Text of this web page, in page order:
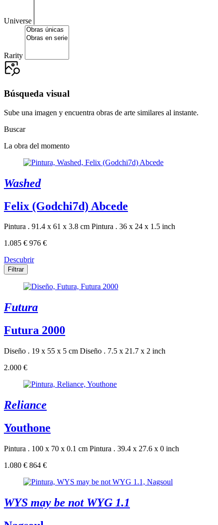
Universe
Rarity
Búsqueda visual
Sube una imagen y encuentra obras de arte similares al instante.
Buscar
La obra del momento
Washed
Felix (Godchi7d) Abcede
Pintura . 91.4 x 61 x 3.8 cm Pintura . 36 x 24 x 1.5 inch
1.085 € 976 €
Descubrir
Filtrar
Futura
Futura 2000
Diseño . 19 x 55 x 5 cm Diseño . 7.5 x 21.7 x 2 inch
2.000 €
Reliance
Youthone
Pintura . 100 x 70 x 0.1 cm Pintura . 39.4 x 27.6 x 0 inch
1.080 € 864 €
WYS may be not WYG 1.1